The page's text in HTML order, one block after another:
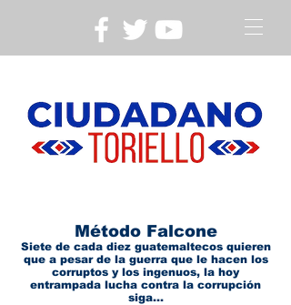
Método Falcone
Siete de cada diez guatemaltecos quieren
que a pesar de la guerra que le hacen los
corruptos y los ingenuos, la hoy
entrampada lucha contra la corrupción
siga…